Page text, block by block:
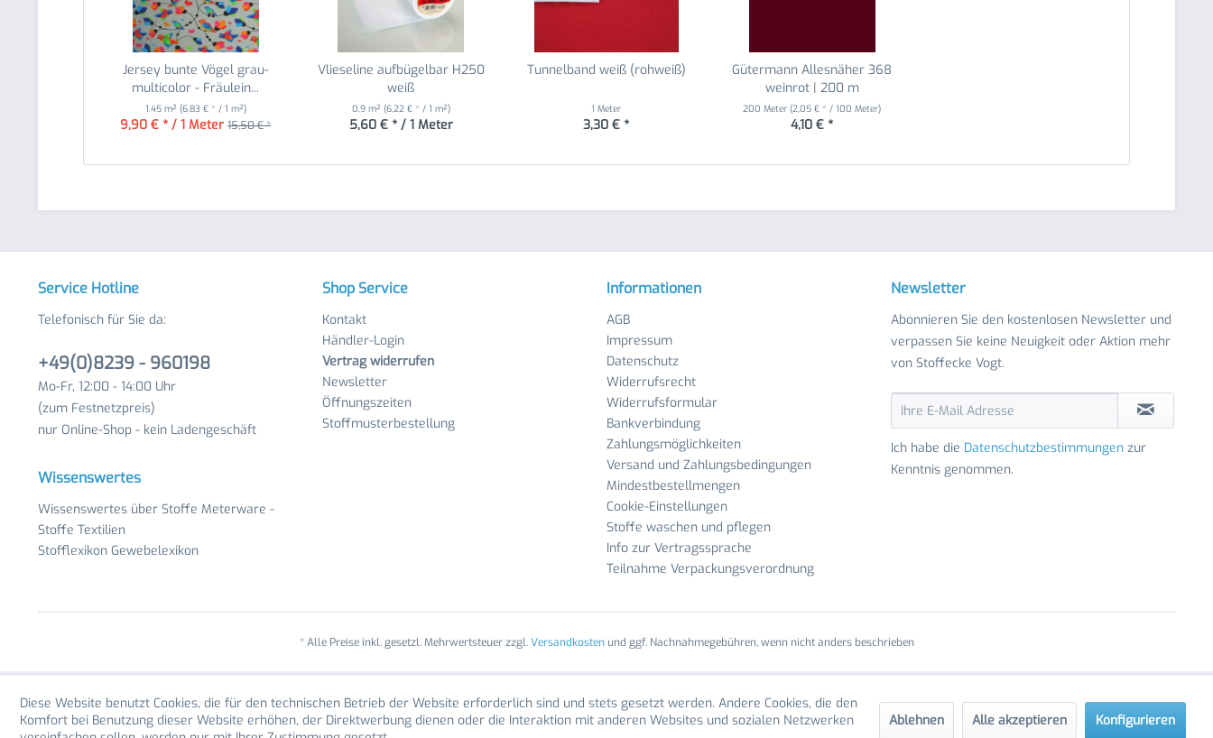
Jersey bunte Vögel grau-
multicolor - Fräulein...
1.45 m² (6,83 € * / 1 m²)
9,90 € * / 1 Meter 15,50 € *
Vlieseline aufbügelbar H250
weiß
0.9 m² (6,22 € * / 1 m²)
5,60 € * / 1 Meter
Tunnelband weiß (rohweiß)
1 Meter
3,30 € *
Gütermann Allesnäher 368
weinrot | 200 m
200 Meter(2,05 € * / 100 Meter)
4,10 € *
Service Hotline
Telefonisch für Sie da:
+49(0)8239 - 960198
Mo-Fr, 12:00 - 14:00 Uhr
(zum Festnetzpreis)
nur Online-Shop - kein Ladengeschäft
Wissenswertes
Wissenswertes über Stoffe Meterware -
Stoffe Textilien
Stofflexikon Gewebelexikon
Shop Service
Kontakt
Händler-Login
Vertrag widerrufen
Newsletter
Öffnungszeiten
Stoffmusterbestellung
Informationen
AGB
Impressum
Datenschutz
Widerrufsrecht
Widerrufsformular
Bankverbindung
Zahlungsmöglichkeiten
Versand und Zahlungsbedingungen
Mindestbestellmengen
Cookie-Einstellungen
Stoffe waschen und pflegen
Info zur Vertragssprache
Teilnahme Verpackungsverordnung
Newsletter
Abonnieren Sie den kostenlosen Newsletter und
verpassen Sie keine Neuigkeit oder Aktion mehr
von Stoffecke Vogt.
Ich habe die Datenschutzbestimmungen zur
Kenntnis genommen.
* Alle Preise inkl. gesetzl. Mehrwertsteuer zzgl.Versandkostenund ggf. Nachnahmegebühren, wenn nicht anders beschrieben
Diese Website benutzt Cookies, die für den technischen Betrieb der Website erforderlich sind und stets gesetzt werden. Andere Cookies, die den
Komfort bei Benutzung dieser Website erhöhen, der Direktwerbung dienen oder die Interaktion mit anderen Websites und sozialen Netzwerken
Ablehnen Alle akzeptieren Konfigurieren